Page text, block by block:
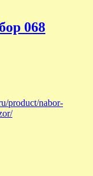
068
product/nabor-